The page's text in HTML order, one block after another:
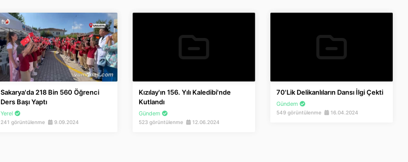
Sakarya'da 218 Bin 560 Öğrenci
Ders Başı Yaptı
Yerel
241 görüntülenme 9.09.2024
Kızılay'ın 156. Yılı Kaledibi'nde
Kutlandı
Gündem
523 görüntülenme 12.06.2024
70'lik Delikanlıların Dansı İlgi Çekti
Gündem
549 görüntülenme 16.04.2024